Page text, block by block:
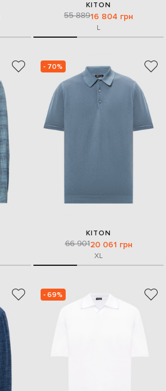
KITON
55 88916 804 грн
L
- 70%
KITON
66 90120 061 грн
XL
- 69%